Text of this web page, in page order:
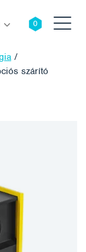
/
szárító